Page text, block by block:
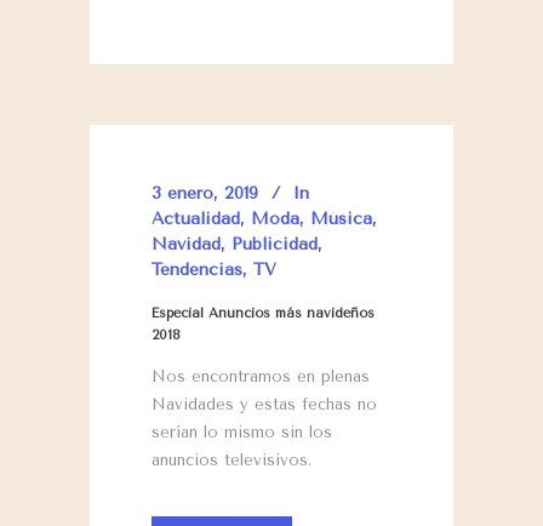
3 enero, 2019
In
Actualidad, Moda, Música,
Navidad, Publicidad,
Tendencias, TV
Especial Anuncios más navideños
2018
Nos encontramos en plenas
Navidades y estas fechas no
serían lo mismo sin los
anuncios televisivos.